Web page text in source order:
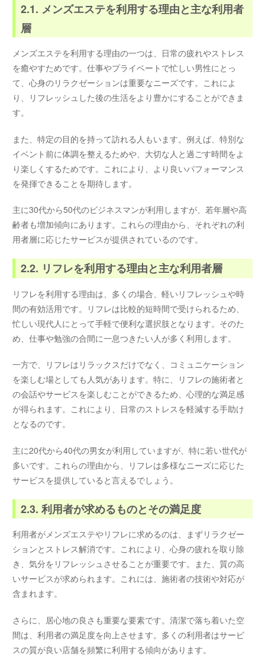
2.1. メンズエステを利用する理由と主な利用者
層
メンズエステを利用する理由の一つは、日常の疲れやストレス
を癒やすためです。仕事やプライベートで忙しい男性にとっ
て、心身のリラクゼーションは重要なニーズです。これによ
り、リフレッシュした後の生活をより豊かにすることができま
す。
また、特定の目的を持って訪れる人もいます。例えば、特別な
イベント前に体調を整えるためや、大切な人と過ごす時間をよ
り楽しくするためです。これにより、より良いパフォーマンス
を発揮できることを期待します。
主に30代から50代のビジネスマンが利用しますが、若年層や高
齢者も増加傾向にあります。これらの理由から、それぞれの利
用者層に応じたサービスが提供されているのです。
2.2. リフレを利用する理由と主な利用者層
リフレを利用する理由は、多くの場合、軽いリフレッシュや時
間の有効活用です。リフレは比較的短時間で受けられるため、
忙しい現代人にとって手軽で便利な選択肢となります。そのた
め、仕事や勉強の合間に一息つきたい人が多く利用します。
一方で、リフレはリラックスだけでなく、コミュニケーション
を楽しむ場としても人気があります。特に、リフレの施術者と
の会話やサービスを楽しむことができるため、心理的な満足感
が得られます。これにより、日常のストレスを軽減する手助け
となるのです。
主に20代から40代の男女が利用していますが、特に若い世代が
多いです。これらの理由から、リフレは多様なニーズに応じた
サービスを提供していると言えるでしょう。
2.3. 利用者が求めるものとその満足度
利用者がメンズエステやリフレに求めるのは、まずリラクゼー
ションとストレス解消です。これにより、心身の疲れを取り除
き、気分をリフレッシュさせることが重要です。また、質の高
いサービスが求められます。これには、施術者の技術や対応が
含まれます。
さらに、居心地の良さも重要な要素です。清潔で落ち着いた空
間は、利用者の満足度を向上させます。多くの利用者はサービ
スの質が良い店舗を頻繁に利用する傾向があります。